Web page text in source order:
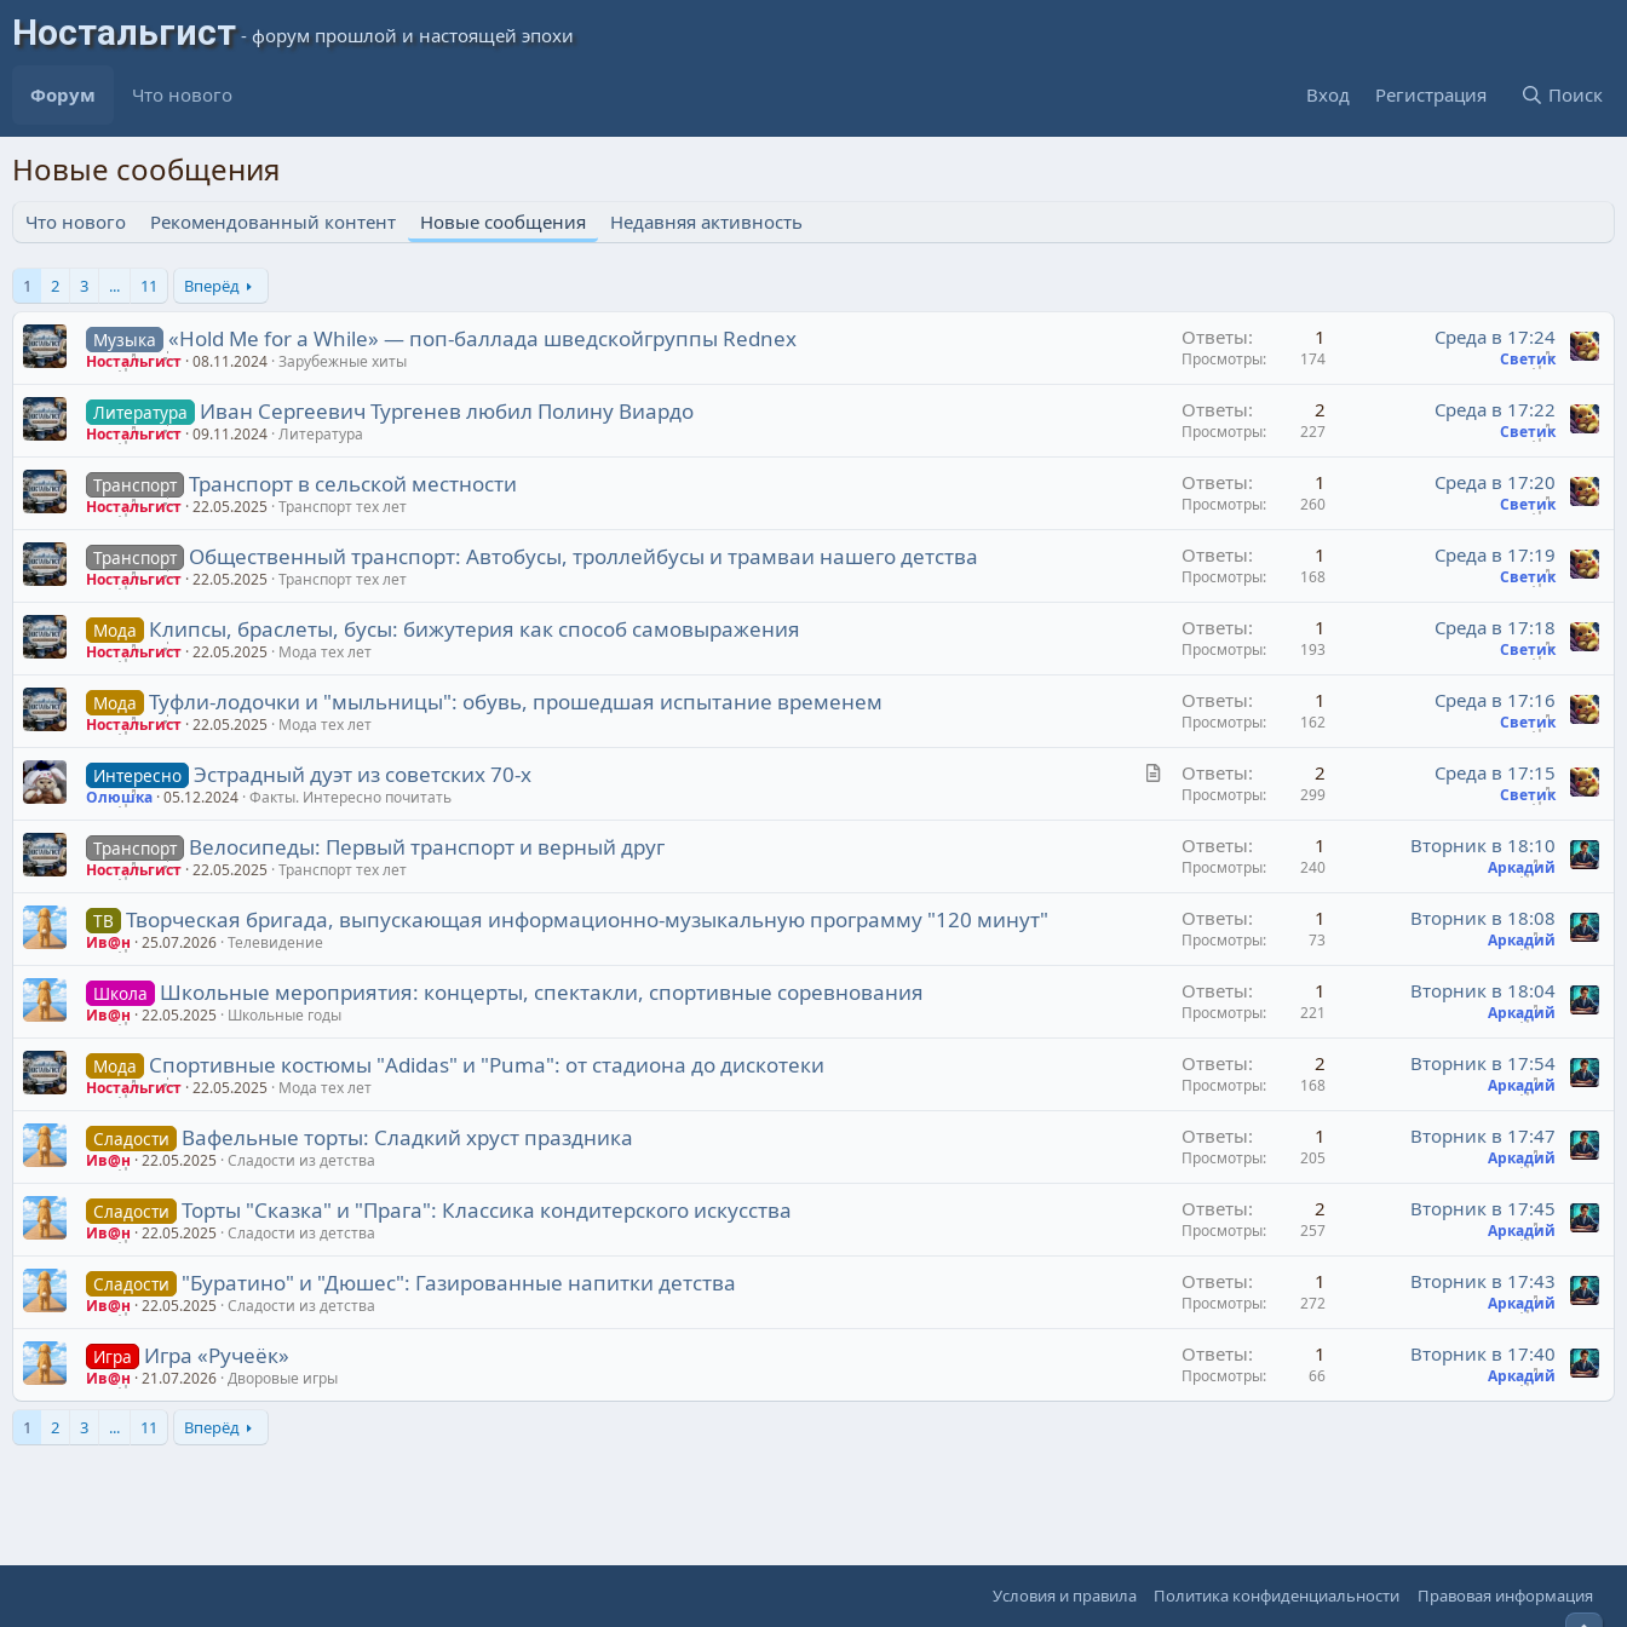
Форум Что нового Вход Регистрация Поиск
Новые сообщения
Что нового Рекомендованный контент Новые сообщения Недавняя активность
1 2 3 ... 11 Вперёд
Музыка «Hold Me for a While» — поп-баллада шведскойгруппы Rednex
Ностальгист 08.11.2024 Зарубежные хиты
Ответы 1
Просмотры 174
Среда в 17:24
Светик
Литература Иван Сергеевич Тургенев любил Полину Виардо
Ностальгист 09.11.2024 Литература
Ответы 2
Просмотры 227
Среда в 17:22
Светик
Транспорт Транспорт в сельской местности
Ностальгист 22.05.2025 Транспорт тех лет
Ответы 1
Просмотры 260
Среда в 17:20
Светик
Транспорт Общественный транспорт: Автобусы, троллейбусы и трамваи нашего детства
Ностальгист 22.05.2025 Транспорт тех лет
Ответы 1
Просмотры 168
Среда в 17:19
Светик
Мода Клипсы, браслеты, бусы: бижутерия как способ самовыражения
Ностальгист 22.05.2025 Мода тех лет
Ответы 1
Просмотры 193
Среда в 17:18
Светик
Мода Туфли-лодочки и "мыльницы": обувь, прошедшая испытание временем
Ностальгист 22.05.2025 Мода тех лет
Ответы 1
Просмотры 162
Среда в 17:16
Светик
Интересно Эстрадный дуэт из советских 70-х
Олюшка 05.12.2024 Факты. Интересно почитать
Ответы 2
Просмотры 299
Среда в 17:15
Светик
Транспорт Велосипеды: Первый транспорт и верный друг
Ностальгист 22.05.2025 Транспорт тех лет
Ответы 1
Просмотры 240
Вторник в 18:10
Аркадий
ТВ Творческая бригада, выпускающая информационно-музыкальную программу "120 минут"
Ив@н 25.07.2026 Телевидение
Ответы 1
Просмотры 73
Вторник в 18:08
Аркадий
Школа Школьные мероприятия: концерты, спектакли, спортивные соревнования
Ив@н 22.05.2025 Школьные годы
Ответы 1
Просмотры 221
Вторник в 18:04
Аркадий
Мода Спортивные костюмы "Adidas" и "Puma": от стадиона до дискотеки
Ностальгист 22.05.2025 Мода тех лет
Ответы 2
Просмотры 168
Вторник в 17:54
Аркадий
Сладости Вафельные торты: Сладкий хруст праздника
Ив@н 22.05.2025 Сладости из детства
Ответы 1
Просмотры 205
Вторник в 17:47
Аркадий
Сладости Торты "Сказка" и "Прага": Классика кондитерского искусства
Ив@н 22.05.2025 Сладости из детства
Ответы 2
Просмотры 257
Вторник в 17:45
Аркадий
Сладости "Буратино" и "Дюшес": Газированные напитки детства
Ив@н 22.05.2025 Сладости из детства
Ответы 1
Просмотры 272
Вторник в 17:43
Аркадий
Игра Игра «Ручеёк»
Ив@н 21.07.2026 Дворовые игры
Ответы 1
Просмотры 66
Вторник в 17:40
Аркадий
1 2 3 ... 11 Вперёд
Условия и правила Политика конфиденциальности
Правовая информация